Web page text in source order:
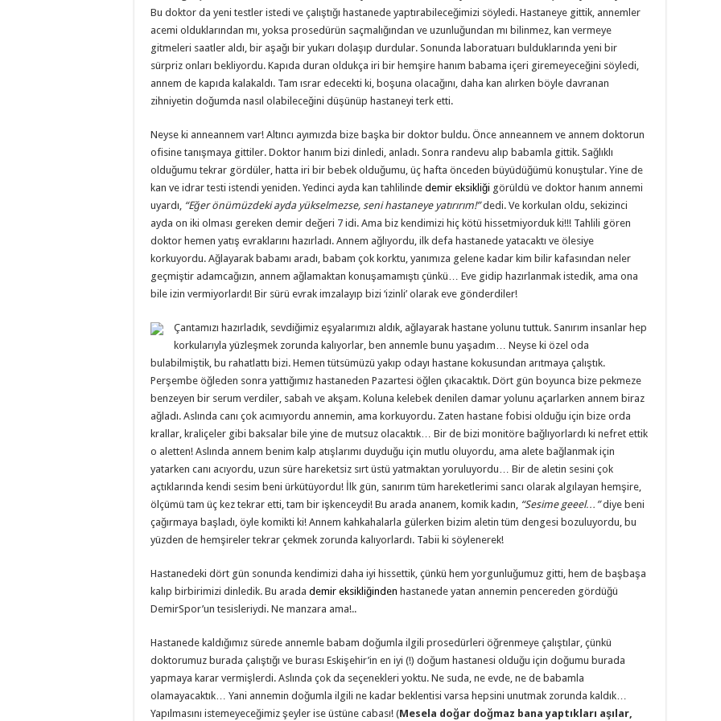
Bu doktor da yeni testler istedi ve çalıştığı hastanede yaptırabileceğimizi söyledi. Hastaneye gittik, annemler
acemi olduklarından mı, yoksa prosedürün saçmalığından ve uzunluğundan mı bilinmez, kan vermeye
gitmeleri saatler aldı, bir aşağı bir yukarı dolaşıp durdular. Sonunda laboratuarı bulduklarında yeni bir
sürpriz onları bekliyordu. Kapıda duran oldukça iri bir hemşire hanım babama içeri giremeyeceğini söyledi,
annem de kapıda kalakaldı. Tam ısrar edecekti ki, boşuna olacağını, daha kan alırken böyle davranan
zihniyetin doğumda nasıl olabileceğini düşünüp hastaneyi terk etti.
Neyse ki anneannem var! Altıncı ayımızda bize başka bir doktor buldu. Önce anneannem ve annem doktorun
ofisine tanışmaya gittiler. Doktor hanım bizi dinledi, anladı. Sonra randevu alıp babamla gittik. Sağlıklı
olduğumu tekrar gördüler, hatta iri bir bebek olduğumu, üç hafta önceden büyüdüğümü konuştular. Yine de
kan ve idrar testi istendi yeniden. Yedinci ayda kan tahlilinde demir eksikliği görüldü ve doktor hanım annemi
uyardı, “Eğer önümüzdeki ayda yükselmezse, seni hastaneye yatırırım!”dedi. Ve korkulan oldu, sekizinci
ayda on iki olması gereken demir değeri 7 idi. Ama biz kendimizi hiç kötü hissetmiyorduk ki!!! Tahlili gören
doktor hemen yatış evraklarını hazırladı. Annem ağlıyordu, ilk defa hastanede yatacaktı ve ölesiye
korkuyordu. Ağlayarak babamı aradı, babam çok korktu, yanımıza gelene kadar kim bilir kafasından neler
geçmiştir adamcağızın, annem ağlamaktan konuşamamıştı çünkü… Eve gidip hazırlanmak istedik, ama ona
bile izin vermiyorlardı! Bir sürü evrak imzalayıp bizi ‘izinli’ olarak eve gönderdiler!
Çantamızı hazırladık, sevdiğimiz eşyalarımızı aldık, ağlayarak hastane yolunu tuttuk. Sanırım insanlar hep
korkularıyla yüzleşmek zorunda kalıyorlar, ben annemle bunu yaşadım… Neyse ki özel oda
bulabilmiştik, bu rahatlattı bizi. Hemen tütsümüzü yakıp odayı hastane kokusundan arıtmaya çalıştık.
Perşembe öğleden sonra yattığımız hastaneden Pazartesi öğlen çıkacaktık. Dört gün boyunca bize pekmeze
benzeyen bir serum verdiler, sabah ve akşam. Koluna kelebek denilen damar yolunu açarlarken annem biraz
ağladı. Aslında canı çok acımıyordu annemin, ama korkuyordu. Zaten hastane fobisi olduğu için bize orda
krallar, kraliçeler gibi baksalar bile yine de mutsuz olacaktık… Bir de bizi monitöre bağlıyorlardı ki nefret ettik
o aletten! Aslında annem benim kalp atışlarımı duyduğu için mutlu oluyordu, ama alete bağlanmak için
yatarken canı acıyordu, uzun süre hareketsiz sırt üstü yatmaktan yoruluyordu… Bir de aletin sesini çok
açtıklarında kendi sesim beni ürkütüyordu! İlk gün, sanırım tüm hareketlerimi sancı olarak algılayan hemşire,
ölçümü tam üç kez tekrar etti, tam bir işkenceydi! Bu arada ananem, komik kadın, “Sesime geeel…”diye beni
çağırmaya başladı, öyle komikti ki! Annem kahkahalarla gülerken bizim aletin tüm dengesi bozuluyordu, bu
yüzden de hemşireler tekrar çekmek zorunda kalıyorlardı. Tabii ki söylenerek!
Hastanedeki dört gün sonunda kendimizi daha iyi hissettik, çünkü hem yorgunluğumuz gitti, hem de başbaşa
kalıp birbirimizi dinledik. Bu arada demir eksikliğinden hastanede yatan annemin pencereden gördüğü
DemirSpor’un tesisleriydi. Ne manzara ama!..
Hastanede kaldığımız sürede annemle babam doğumla ilgili prosedürleri öğrenmeye çalıştılar, çünkü
doktorumuz burada çalıştığı ve burası Eskişehir’in en iyi (!) doğum hastanesi olduğu için doğumu burada
yapmaya karar vermişlerdi. Aslında çok da seçenekleri yoktu. Ne suda, ne evde, ne de babamla
olamayacaktık… Yani annemin doğumla ilgili ne kadar beklentisi varsa hepsini unutmak zorunda kaldık…
Yapılmasını istemeyeceğimiz şeyler ise üstüne cabası! (Mesela doğar doğmaz bana yaptıkları aşılar,